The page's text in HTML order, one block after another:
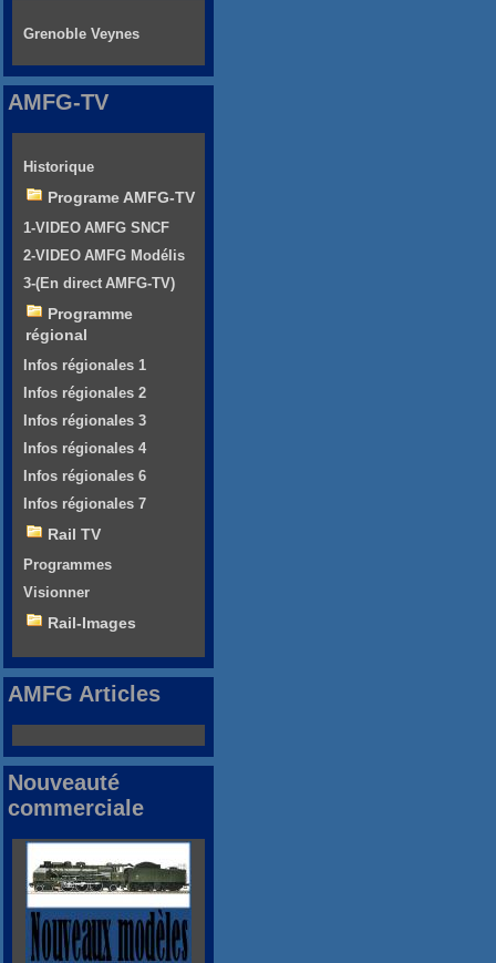
Grenoble Veynes
AMFG-TV
Historique
Programe AMFG-TV
1-VIDEO AMFG SNCF
2-VIDEO AMFG Modélis
3-(En direct AMFG-TV)
Programme
régional
Infos régionales 1
Infos régionales 2
Infos régionales 3
Infos régionales 4
Infos régionales 6
Infos régionales 7
Rail TV
Programmes
Visionner
Rail-Images
AMFG Articles
Nouveauté
commerciale